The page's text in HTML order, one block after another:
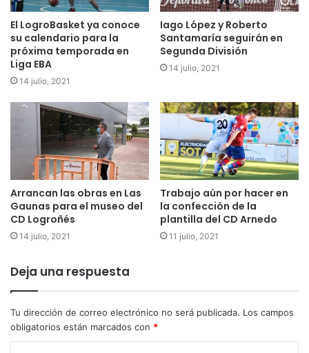
El LogroBasket ya conoce
su calendario para la
próxima temporada en
Liga EBA
14 julio, 2021
Iago López y Roberto
Santamaría seguirán en
Segunda División
14 julio, 2021
Arrancan las obras en Las
Gaunas para el museo del
CD Logroñés
14 julio, 2021
Trabajo aún por hacer en
la confección de la
plantilla del CD Arnedo
11 julio, 2021
Deja una respuesta
Tu dirección de correo electrónico no será publicada. Los campos
obligatorios están marcados con *